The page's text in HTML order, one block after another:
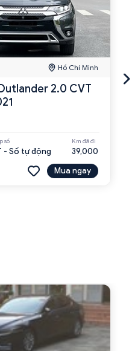
Hồ Chí Minh
2.0 CVT
số
- Số tự động
Km đã đi
39,000
Mua ngay